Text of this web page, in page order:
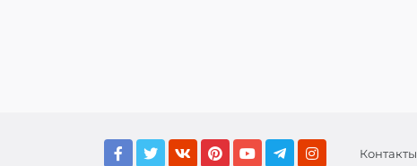
Контакты